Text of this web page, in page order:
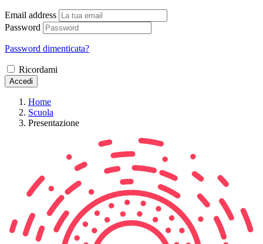
Email address
Password
Password dimenticata?
Ricordami
Accedi
Home
Scuola
Presentazione